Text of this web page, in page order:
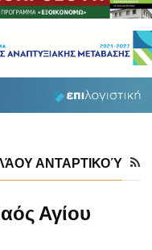
ΑΝΤΑΡΤΙΚΟΎ
Αγίου